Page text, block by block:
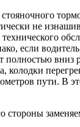
не
если
полностью вниз
колодки
пути. В
стороны